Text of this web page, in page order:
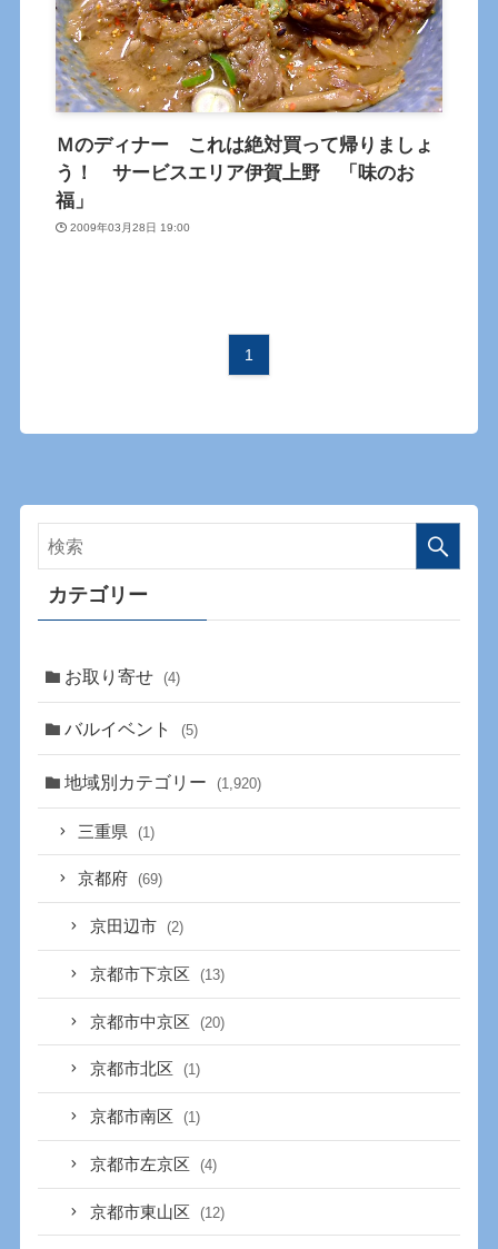
Ｍのディナー これは絶対買って帰りましょ
う！ サービスエリア伊賀上野 「味のお
福」
2009年03月28日 19:00
1
カテゴリー
お取り寄せ (4)
バルイベント (5)
地域別カテゴリー (1,920)
三重県 (1)
京都府 (69)
京田辺市 (2)
京都市下京区 (13)
京都市中京区 (20)
京都市北区 (1)
京都市南区 (1)
京都市左京区 (4)
京都市東山区 (12)